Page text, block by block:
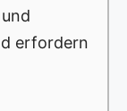
erfordern